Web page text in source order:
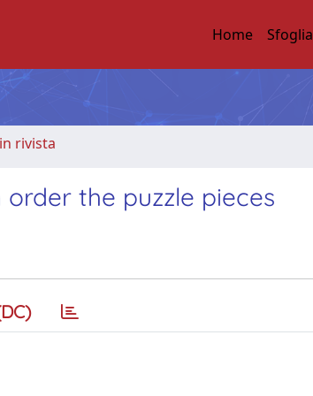
Home Sfoglia
rivista
the puzzle pieces